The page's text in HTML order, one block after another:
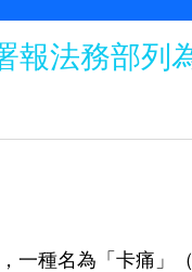
報法務部列
一種名為「卡痛